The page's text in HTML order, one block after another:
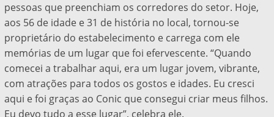
pessoas que preenchiam os corredores do setor. Hoje,
aos 56 de idade e 31 de história no local, tornou-se
proprietário do estabelecimento e carrega com ele
memórias de um lugar que foi efervescente. “Quando
comecei a trabalhar aqui, era um lugar jovem, vibrante,
com atrações para todos os gostos e idades. Eu cresci
aqui e foi graças ao Conic que consegui criar meus filhos.
Eu devo tudo a esse lugar”, celebra ele.